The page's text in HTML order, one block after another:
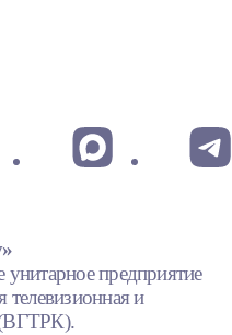
унитарное предприятие
телевизионная и
(ВГТРК).